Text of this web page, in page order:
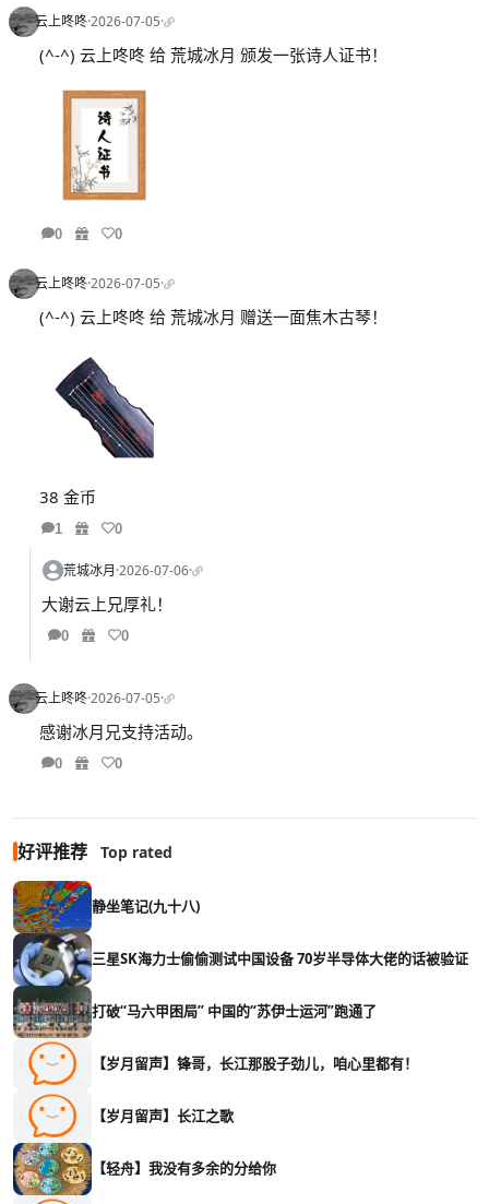
云上咚咚·2026-07-05·
(^-^) 云上咚咚 给 荒城冰月 颁发一张诗人证书！
0 0
云上咚咚·2026-07-05·
(^-^) 云上咚咚 给 荒城冰月 赠送一面焦木古琴！
38 金币
1 0
荒城冰月·2026-07-06·
大谢云上兄厚礼！
0 0
云上咚咚·2026-07-05·
感谢冰月兄支持活动。
0 0
好评推荐 Top rated
静坐笔记(九十八)
三星SK海力士偷偷测试中国设备 70岁半导体大佬的话被验证
打破“马六甲困局” 中国的“苏伊士运河”跑通了
【岁月留声】锋哥，长江那股子劲儿，咱心里都有！
【岁月留声】长江之歌
【轻舟】我没有多余的分给你